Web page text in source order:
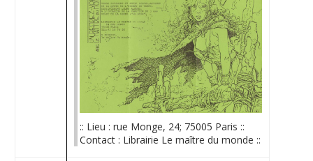
:: Lieu : rue Monge, 24; 75005 Paris ::
Contact : Librairie Le maître du monde ::